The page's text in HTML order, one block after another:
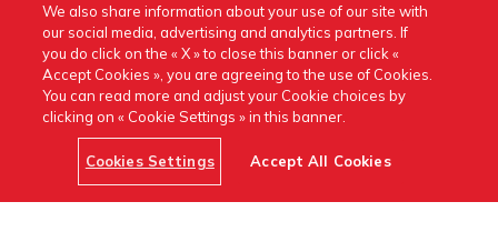
Nous joindreNotes techniques
We also share information about your use of our site with
our social media, advertising and analytics partners. If
you do click on the « X » to close this banner or click «
Accept Cookies », you are agreeing to the use of Cookies.
You can read more and adjust your Cookie choices by
clicking on « Cookie Settings » in this banner.
Cookies Settings Accept All Cookies